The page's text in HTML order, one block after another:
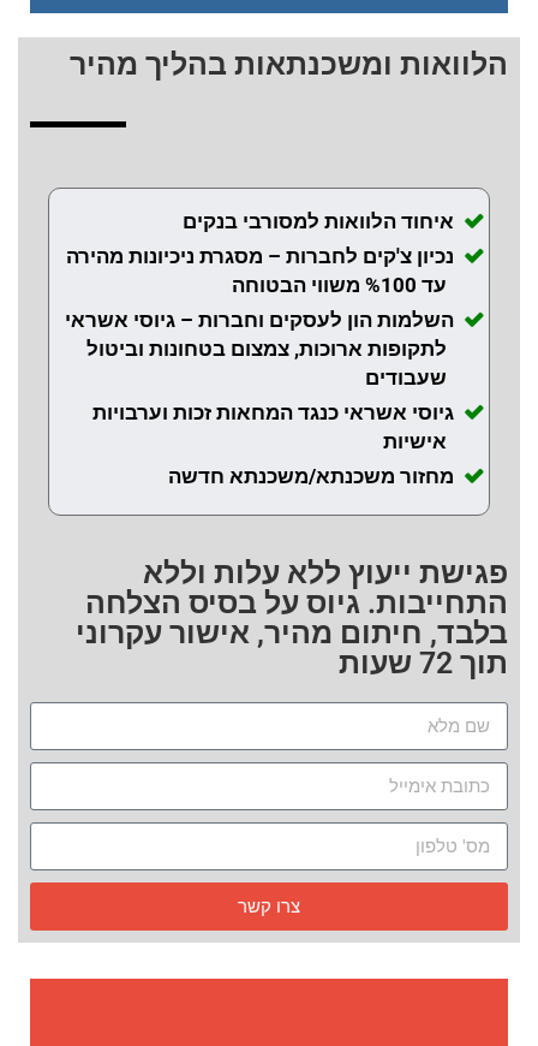
הלוואות ומשכנתאות בהליך מהיר
איחוד הלוואות למסורבי בנקים
נכיון צ'קים לחברות – מסגרת ניכיונות מהירה
עד %100 משווי הבטוחה
השלמות הון לעסקים וחברות – גיוסי אשראי
לתקופות ארוכות, צמצום בטחונות וביטול
שעבודים
גיוסי אשראי כנגד המחאות זכות וערבויות
אישיות
מחזור משכנתא/משכנתא חדשה
פגישת ייעוץ ללא עלות וללא
התחייבות. גיוס על בסיס הצלחה
בלבד, חיתום מהיר, אישור עקרוני
תוך 72 שעות
צרו קשר